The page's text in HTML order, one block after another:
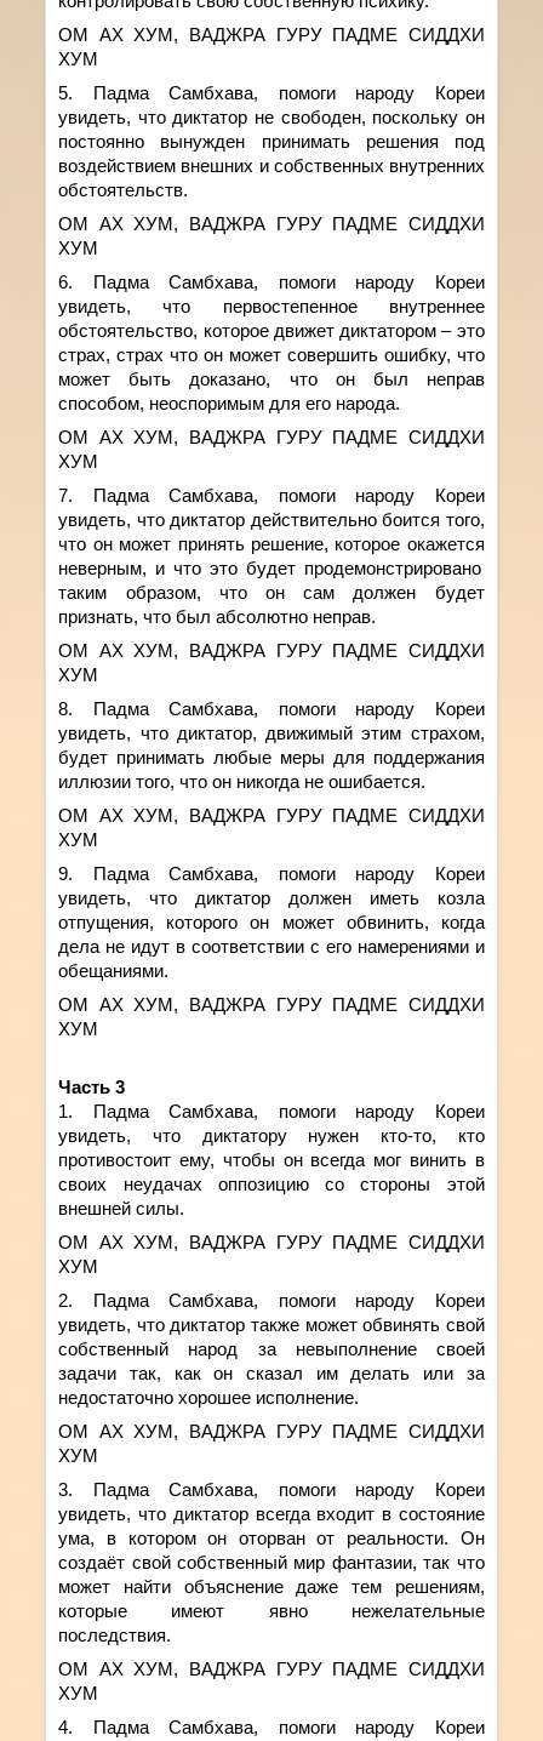
ОМ АХ ХУМ, ВАДЖРА ГУРУ ПАДМЕ СИДДХИ
ХУМ
5. Падма Самбхава, помоги народу Кореи
увидеть, что диктатор не свободен, поскольку он
постоянно вынужден приниматьрешения под
воздействием внешних и собственных внутренних
обстоятельств.
ОМ АХ ХУМ, ВАДЖРА ГУРУ ПАДМЕ СИДДХИ
ХУМ
6. Падма Самбхава, помоги народу Кореи
увидеть, что первостепенное внутреннее
обстоятельство, которое движет диктатором – это
страх, страхчто он может совершить ошибку, что
может быть доказано, что он был неправ
способом, неоспоримым для его народа.
ОМ АХ ХУМ, ВАДЖРА ГУРУ ПАДМЕ СИДДХИ
ХУМ
7. Падма Самбхава, помоги народу Кореи
увидеть, что диктатор действительно боится того,
что он может принять решение, которое окажется
неверным, и что это будет продемонстрировано
таким образом, что он сам должен будет
признать, что был абсолютно неправ.
ОМ АХ ХУМ, ВАДЖРА ГУРУ ПАДМЕ СИДДХИ
ХУМ
8. Падма Самбхава, помоги народу Кореи
увидеть, что диктатор, движимый этим страхом,
будет принимать любые меры для поддержания
иллюзии того, что он никогда не ошибается.
ОМ АХ ХУМ, ВАДЖРА ГУРУ ПАДМЕ СИДДХИ
ХУМ
9. Падма Самбхава, помоги народу Кореи
увидеть, что диктатор должен иметь козла
отпущения, которого он может обвинить, когда
дела не идут в соответствии с его намерениями и
обещаниями.
ОМ АХ ХУМ, ВАДЖРА ГУРУ ПАДМЕ СИДДХИ
ХУМ
Часть 3
1. Падма Самбхава, помоги народу Кореи
увидеть, что диктатору нужен кто-то, кто
противостоит ему, чтобы он всегда мог винить в
своих неудачах оппозицию со стороны этой
внешней силы.
ОМ АХ ХУМ, ВАДЖРА ГУРУ ПАДМЕ СИДДХИ
ХУМ
2. Падма Самбхава, помоги народу Кореи
увидеть, что диктатор также может обвинять свой
собственный народ за невыполнение своей
задачи так, как он сказал им делать или за
недостаточно хорошее исполнение.
ОМ АХ ХУМ, ВАДЖРА ГУРУ ПАДМЕ СИДДХИ
ХУМ
3. Падма Самбхава, помоги народу Кореи
увидеть, что диктатор всегда входит в состояние
ума, в котором он оторван от реальности. Он
создаёт свой собственный мир фантазии, так что
может найти объяснение даже тем решениям,
которые имеют явно нежелательные
последствия.
ОМ АХ ХУМ, ВАДЖРА ГУРУ ПАДМЕ СИДДХИ
ХУМ
4. Падма Самбхава, помоги народу Кореи